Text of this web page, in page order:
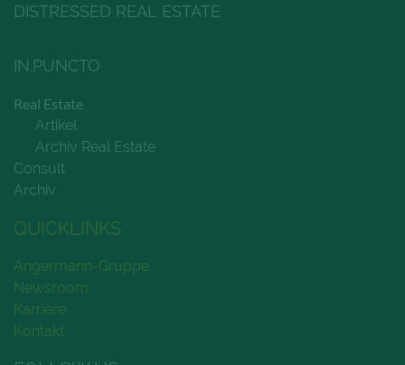
DISTRESSED REAL ESTATE
IN.PUNCTO
Real Estate
Artikel
Archiv Real Estate
Consult
Archiv
QUICKLINKS
Angermann-Gruppe
Newsroom
Karriere
Kontakt